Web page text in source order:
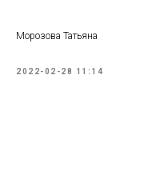
Морозова Татьяна
2022-02-28 11:14